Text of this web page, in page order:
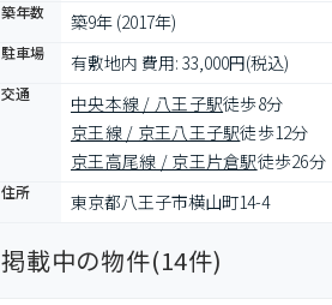
築年数 築9年 (2017年)
駐車場 有敷地内 費用: 33,000円(税込)
交通 中央本線 / 八王子駅徒歩8分
京王線 / 京王八王子駅徒歩12分
京王高尾線 / 京王片倉駅徒歩26分
住所 東京都八王子市横山町14-4
掲載中の物件(14件)